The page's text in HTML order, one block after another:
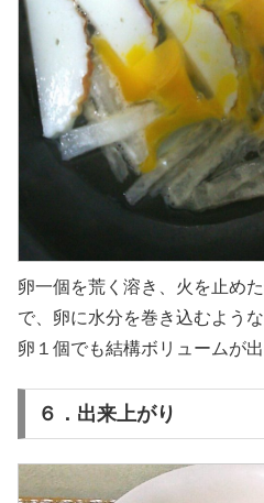
卵一個を荒く溶き、火を止め
で、卵に水分を巻き込むよう
卵１個でも結構ボリュームが出
６．出来上がり